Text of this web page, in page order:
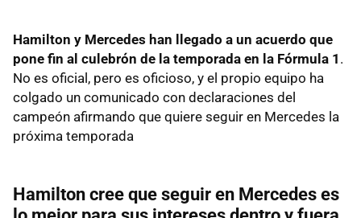
Hamilton y Mercedes han llegado a un acuerdo que
pone fin al culebrón de la temporada en la Fórmula 1 .
No es oficial, pero es oficioso, y el propio equipo ha
colgado un comunicado con declaraciones del
campeón afirmando que quiere seguir en Mercedes la
próxima temporada
Hamilton cree que seguir en Mercedes es